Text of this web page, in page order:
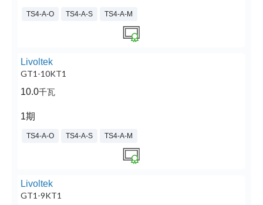
TS4-A-O TS4-A-S TS4-A-M
Livoltek
GT1-10KT1
10.0千瓦
1期
TS4-A-O TS4-A-S TS4-A-M
Livoltek
GT1-9KT1